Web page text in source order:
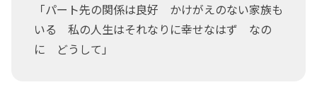
「パート先の関係は良好 かけがえのない家族も
いる 私の人生はそれなりに幸せなはず なの
に どうして」